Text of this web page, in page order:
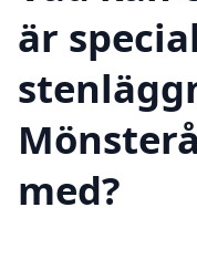
är
med?